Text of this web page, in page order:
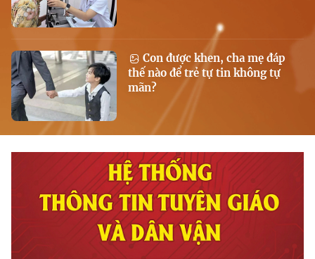
Con được khen, cha mẹ đáp
thế nào để trẻ tự tin không tự
mãn?